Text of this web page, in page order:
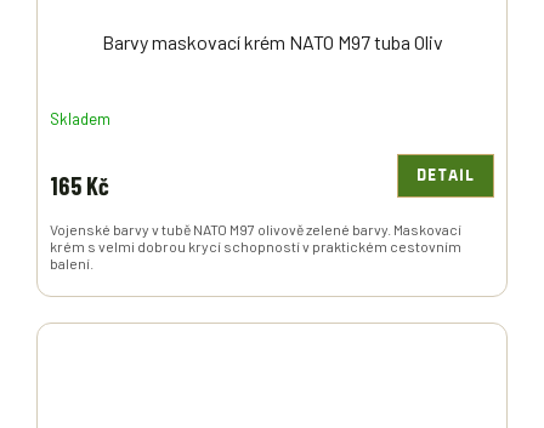
Barvy maskovací krém NATO M97 tuba Oliv
Skladem
165 Kč DETAIL
Vojenské barvy v tubě NATO M97 olivově zelené barvy. Maskovací
krém s velmi dobrou krycí schopností v praktickém cestovním
balení.